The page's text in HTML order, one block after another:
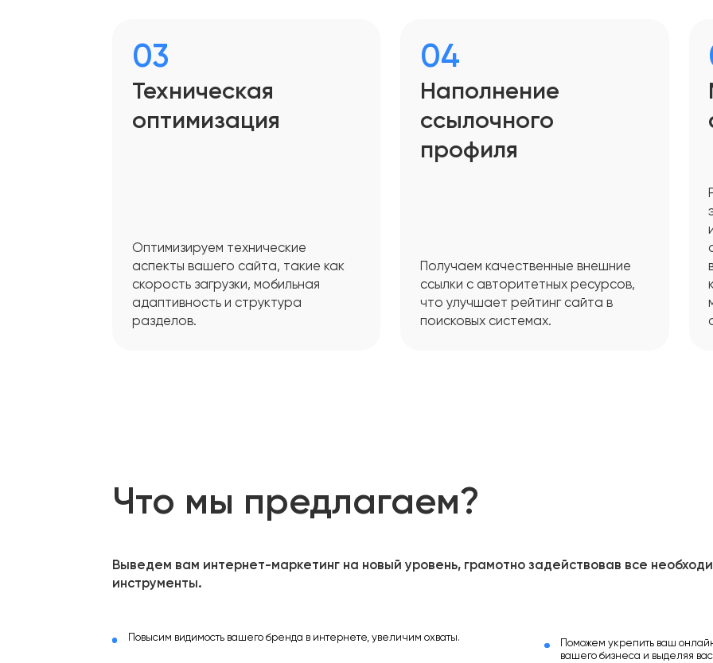
03
Техническая
оптимизация
Оптимизируем технические
аспекты вашего сайта, такие как
скорость загрузки, мобильная
адаптивность и структура
разделов.
04
Наполнение
ссылочного
профиля
Получаем качественные внешние
ссылки с авторитетных ресурсов,
что улучшает рейтинг сайта в
поисковых системах.
Что мы предлагаем?
Выведем вам интернет-маркетинг на новый уровень, грамотно задействовав все
инструменты.
Повысим видимость вашего бренда в интернете, увеличим охваты.
Поможем укрепить ваш
вашего бизнеса и выделяя